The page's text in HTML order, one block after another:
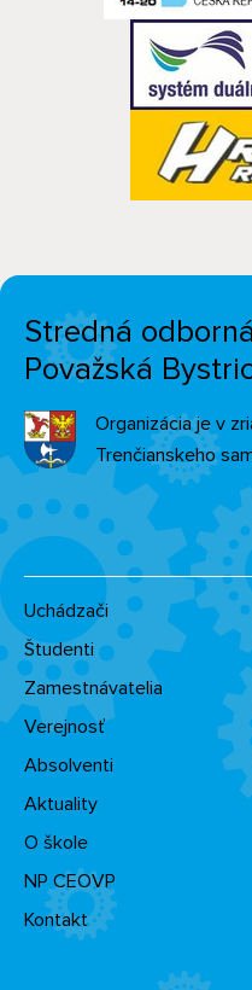
Stredná
Považská
Organizácia je v
Trenčianskeho
Uchádzači
Študenti
Zamestnávatelia
Verejnosť
Absolventi
Aktuality
O škole
NP CEOVP
Kontakt